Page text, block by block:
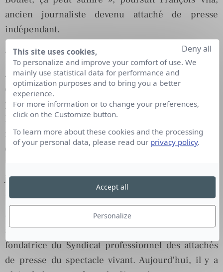
ancien journaliste devenu attaché de presse
indépendant.
« Les médias préfèrent les valeurs sûres »
À Paris, tous reconnaissent qu’il y a « un
embouteillage, avec des sujets qui sortent un mois
plus tard. Quand ils sortent ». Mais à Avignon, le
Festival ne fait pas exception. « Prenez un journal
national, ce matin . On ne parle pas tant que ça
d’Avignon, constate François Vila. Avant, pour le
Festival, chaque titre envoyait plusieurs
journalistes. Aujourd’hui, ils en envoient un seul.
Et encore, il n’a pas assez de place. »
« Il y a 35 ans, je pouvais faire la une d’un journal
avec un illustre inconnu, poursuit Arlette Lang,
fondatrice du Syndicat professionnel des attachés
de presse du spectacle vivant. Aujourd’hui, il y a
This site uses cookies,
To personalize and improve your comfort of use. We
mainly use statistical data for performance and
optimization purposes and to bring you a better
experience.
For more information or to change your preferences,
click on the Customize button.
To learn more about these cookies and the processing
of your personal data, please read our privacy policy.
Personalize
Deny all
Accept all